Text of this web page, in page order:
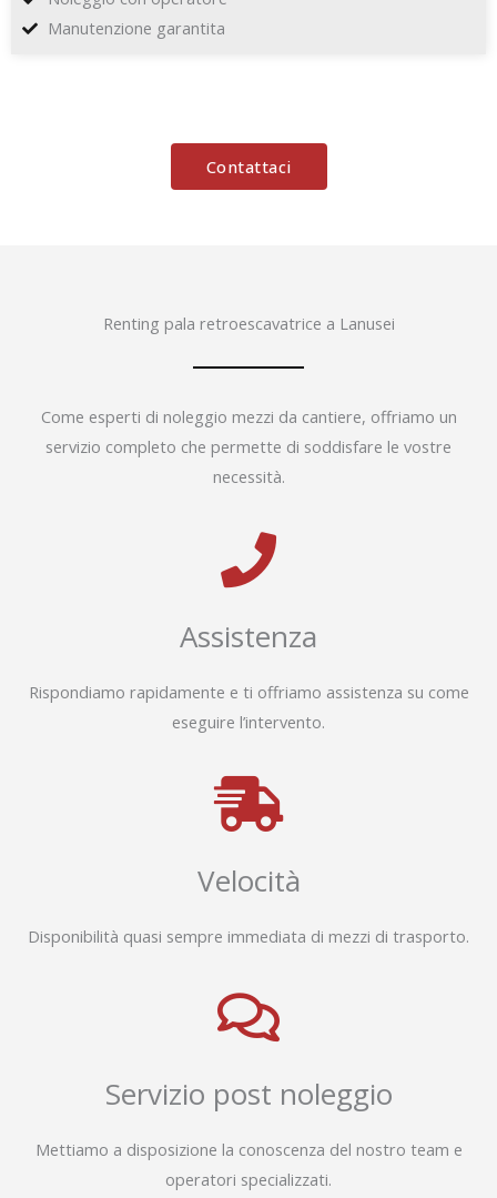
Manutenzione garantita
Contattaci
Renting pala retroescavatrice a Lanusei
Come esperti di noleggio mezzi da cantiere, offriamo un
servizio completo che permette di soddisfare le vostre
necessità.
Assistenza
Rispondiamo rapidamente e ti offriamo assistenza su come
eseguire l’intervento.
Velocità
Disponibilità quasi sempre immediata di mezzi di trasporto.
Servizio post noleggio
Mettiamo a disposizione la conoscenza del nostro team e
operatori specializzati.